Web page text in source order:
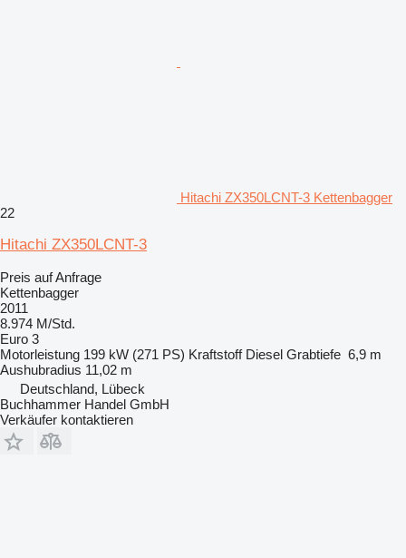
Hitachi ZX350LCNT-3 Kettenbagger
22
Hitachi ZX350LCNT-3
Preis auf Anfrage
Kettenbagger
2011
8.974 M/Std.
Euro 3
Motorleistung 199 kW (271 PS) Kraftstoff Diesel Grabtiefe 6,9 m
Aushubradius 11,02 m
Deutschland, Lübeck
Buchhammer Handel GmbH
Verkäufer kontaktieren